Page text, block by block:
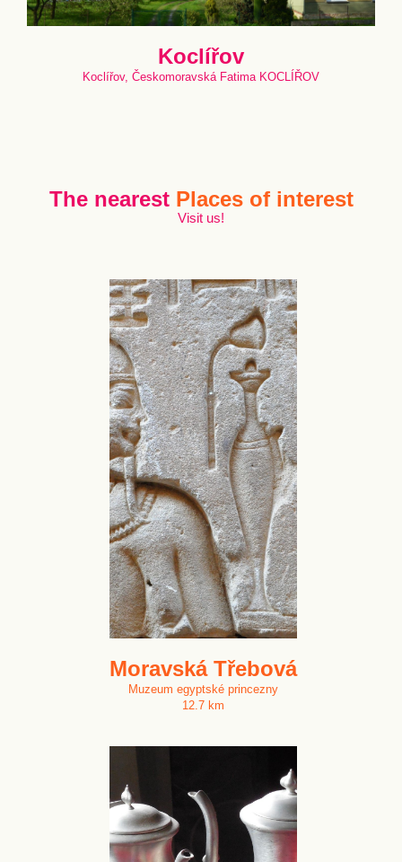
Koclířov
Koclířov, Českomoravská Fatima KOCLÍŘOV
The nearest Places of interest
Visit us!
Moravská Třebová
Muzeum egyptské princezny
12.7 km